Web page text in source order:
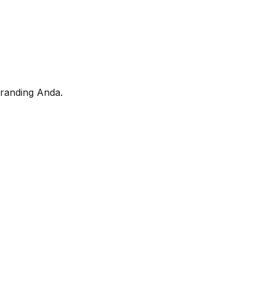
Anda.